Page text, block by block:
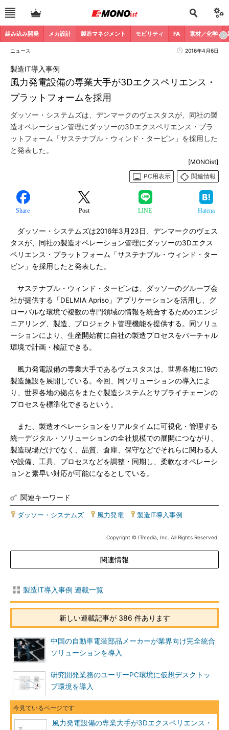
組み込み開発 メカ設計 製造マネジメント モビリティ FA 素材／化学
ニュース 2016年4月6日
風力発電設備の専業大手が3Dエクスペリエンス・
プラットフォームを採用
製造IT導入事例
ダッソー・システムズは、デンマークのヴェスタスが、同社の製
造オペレーション管理にダッソーの3Dエクスペリエンス・プラ
ットフォーム「サステナブル・ウィンド・タービン」を採用した
と発表した。
[MONOist]
PC用表示
関連情報
Share Post LINE Hatena
ダッソー・システムズは2016年3月23日、デンマークのヴェス
タスが、同社の製造オペレーション管理にダッソーの3Dエクス
ペリエンス・プラットフォーム「サステナブル・ウィンド・ター
ビン」を採用したと発表した。
サステナブル・ウィンド・タービンは、ダッソーのグループ会
社が提供する「DELMIA Apriso」アプリケーションを活用し、グ
ローバルな環境で複数の専門領域の情報を統合するためのエンジ
ニアリング、製造、プロジェクト管理機能を提供する。同ソリュ
ーションにより、生産開始前に自社の製造プロセスをバーチャル
環境で計画・検証できる。
風力発電設備の専業大手であるヴェスタスは、世界各地に19の
製造施設を展開している。今回、同ソリューションの導入によ
り、世界各地の拠点をまたぐ製造システムとサプライチェーンの
プロセスを標準化できるという。
また、製造オペレーションをリアルタイムに可視化・管理する
統一デジタル・ソリューションの全社規模での展開につながり、
製造現場だけでなく、品質、倉庫、保守などでそれらに関わる人
や設備、工具、プロセスなどを調整・同期し、柔軟なオペレーシ
ョンと素早い対応が可能になるとしている。
関連キーワード
ダッソー・システムズ 風力発電 製造IT導入事例
Copyright © ITmedia, Inc. All Rights Reserved.
関連情報
製造IT導入事例 連載一覧
新しい連載記事が 386 件あります
中国の自動車電装部品メーカーが業界向け完全統合
ソリューションを導入
研究開発業務のユーザーPC環境に仮想デスクトッ
プ環境を導入
風力発電設備の専業大手が3Dエクスペリエンス・